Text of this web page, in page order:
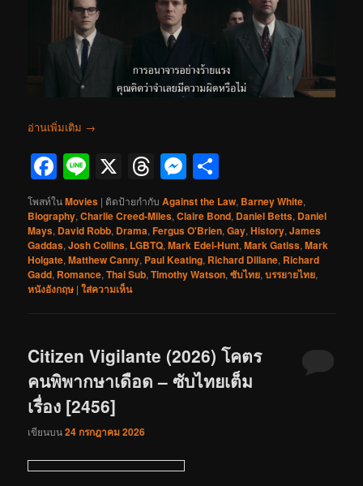
อ่านเพิ่มเติม →
Facebook
Line
X Threads
Messenger
โพสท์ในMovies | ติดป้ายกำกับ Against the Law, Barney White,
Biography,Charlie Creed-Miles,Claire Bond, Daniel Betts, Daniel
Mays, David Robb, Drama,Fergus O'Brien,Gay,History,James
Gaddas,Josh Collins, LGBTQ,Mark Edel-Hunt,Mark Gatiss,Mark
Holgate,Matthew Canny, Paul Keating, Richard Dillane, Richard
Gadd, Romance,Thai Sub,Timothy Watson,ซับไทย,บรรยายไทย,
หนังอังกฤษ |ใส่ความเห็น
Citizen Vigilante (2026) โคตร
คนพิพากษาเดือด – ซับไทยเต็ม
เรื่อง [2456]
เขียนบน24 กรกฎาคม 2026